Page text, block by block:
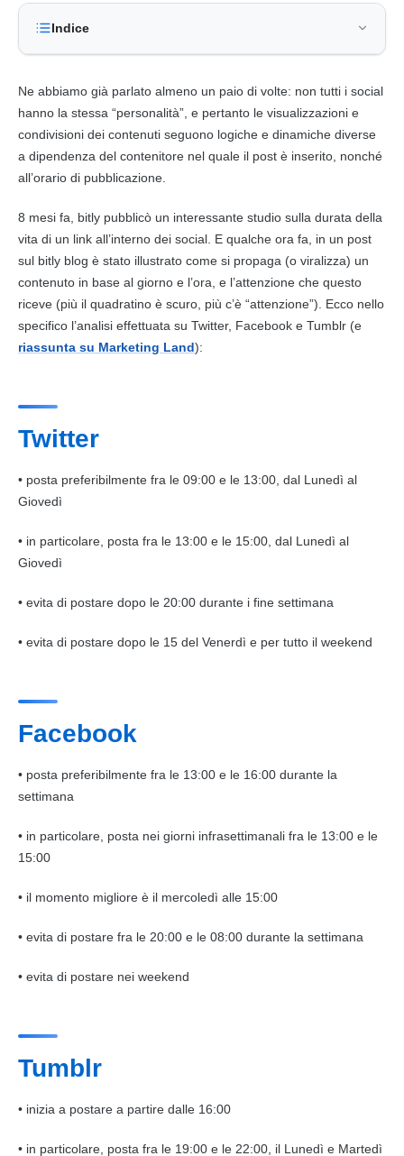
Indice
Ne abbiamo già parlato almeno un paio di volte: non tutti i social
hanno la stessa “personalità”, e pertanto le visualizzazioni e
condivisioni dei contenuti seguono logiche e dinamiche diverse
a dipendenza del contenitore nel quale il post è inserito, nonché
all’orario di pubblicazione.
8 mesi fa, bitly pubblicò un interessante studio sulla durata della
vita di un link all’interno dei social. E qualche ora fa, in un post
sul bitly blog è stato illustrato come si propaga (o viralizza) un
contenuto in base al giorno e l’ora, e l’attenzione che questo
riceve (più il quadratino è scuro, più c’è “attenzione”). Ecco nello
specifico l’analisi effettuata su Twitter, Facebook e Tumblr (e
riassunta su Marketing Land):
Twitter
• posta preferibilmente fra le 09:00 e le 13:00, dal Lunedì al
Giovedì
• in particolare, posta fra le 13:00 e le 15:00, dal Lunedì al
Giovedì
• evita di postare dopo le 20:00 durante i fine settimana
• evita di postare dopo le 15 del Venerdì e per tutto il weekend
Facebook
• posta preferibilmente fra le 13:00 e le 16:00 durante la
settimana
• in particolare, posta nei giorni infrasettimanali fra le 13:00 e le
15:00
• il momento migliore è il mercoledì alle 15:00
• evita di postare fra le 20:00 e le 08:00 durante la settimana
• evita di postare nei weekend
Tumblr
• inizia a postare a partire dalle 16:00
• in particolare, posta fra le 19:00 e le 22:00, il Lunedì e Martedì